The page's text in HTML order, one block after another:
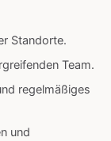
Standorte.
Team.
regelmäßiges
und